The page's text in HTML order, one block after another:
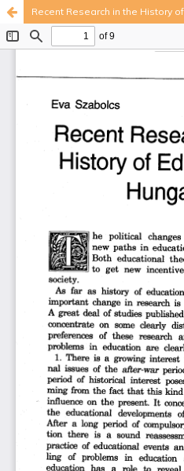
Recent Research in the History